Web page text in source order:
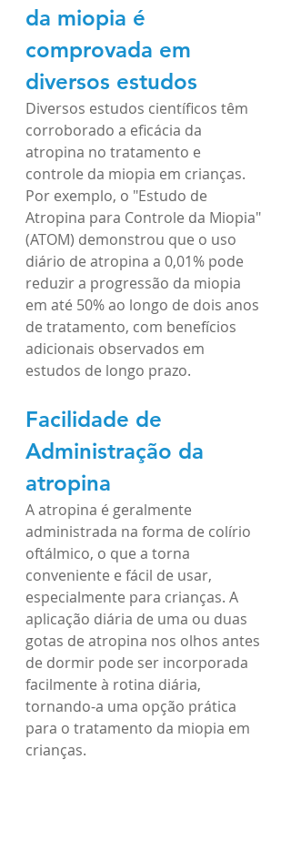
da miopia é
comprovada em
diversos estudos
Diversos estudos científicos têm
corroborado a eficácia da
atropina no tratamento e
controle da miopia em crianças.
Por exemplo, o "Estudo de
Atropina para Controle da Miopia"
(ATOM) demonstrou que o uso
diário de atropina a 0,01% pode
reduzir a progressão da miopia
em até 50% ao longo de dois anos
de tratamento, com benefícios
adicionais observados em
estudos de longo prazo.
Facilidade de
Administração da
atropina
A atropina é geralmente
administrada na forma de colírio
oftálmico, o que a torna
conveniente e fácil de usar,
especialmente para crianças. A
aplicação diária de uma ou duas
gotas de atropina nos olhos antes
de dormir pode ser incorporada
facilmente à rotina diária,
tornando-a uma opção prática
para o tratamento da miopia em
crianças.